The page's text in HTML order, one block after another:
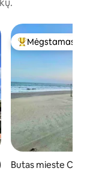
4,71 iš
Svečių
Mėgstamas
Butas mieste